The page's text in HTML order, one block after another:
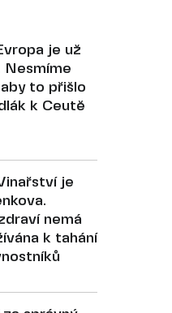
je už
Nesmíme
to přišlo
k Ceutě
je
nemá
k tahání